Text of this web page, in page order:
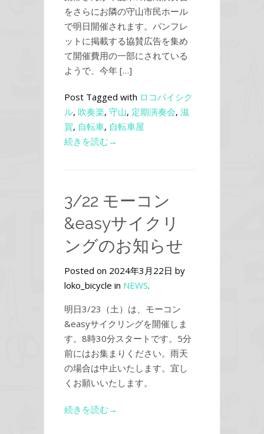
をさらにお隣の守山市民ホール
で明日開催されます。パンフレ
ットに掲載する協賛広告を集め
て開催費用の一部にされている
ようで、今年 […]
Post Tagged with ロコバイシク
ル, 吹奏楽, 守山, 定期演奏会, 滋
賀, 自転車, 自転車屋
続きを読む→
3/22 モーコン
&easyサイクリ
ングのお知らせ
Posted on 2024年3月22日 by
loko_bicycle in NEWS.
明日3/23（土）は、モーコン
&easyサイクリングを開催しま
す。8時30分スタートです。5分
前にはお集まりください。雨天
の場合は中止いたします。宜し
くお願いいたします。
続きを読む→